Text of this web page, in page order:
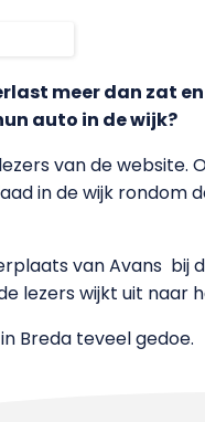
meer dan zat
auto in de wijk?
van de website.
in de wijk rondom
van Avans bij
lezers wijkt uit naar
Breda teveel gedoe.